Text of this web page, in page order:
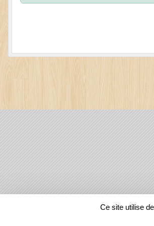
REGIONS
Ce site utilise